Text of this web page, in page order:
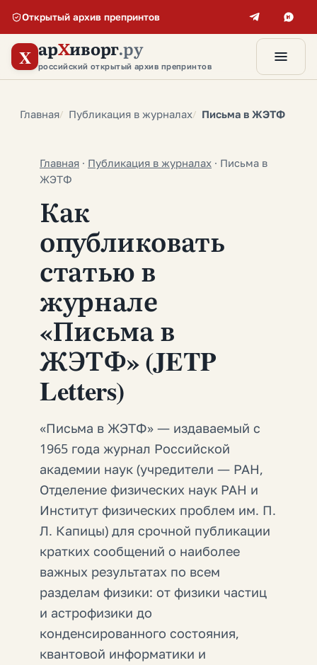
Открытый архив препринтов
X арХиворг.ру
российский открытый архив препринтов
Главная Публикация в журналах Письма в ЖЭТФ
Главная · Публикация в журналах · Письма в
ЖЭТФ
Как
опубликовать
статью в
журнале
«Письма в
ЖЭТФ» (JETP
Letters)
«Письма в ЖЭТФ» — издаваемый с
1965 года журнал Российской
академии наук (учредители — РАН,
Отделение физических наук РАН и
Институт физических проблем им. П.
Л. Капицы) для срочной публикации
кратких сообщений о наиболее
важных результатах по всем
разделам физики: от физики частиц
и астрофизики до
конденсированного состояния,
квантовой информатики и